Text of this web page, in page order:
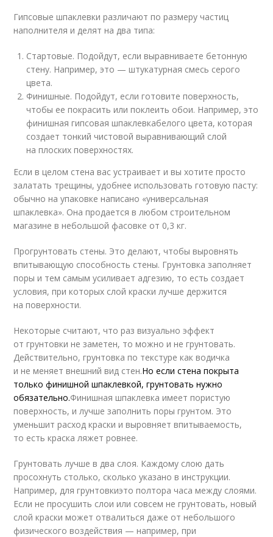
Гипсовые шпаклевки различают по размеру частиц
наполнителя и делят на два типа:
Стартовые. Подойдут, если выравниваете бетонную
стену. Например, это — штукатурная смесь серого
цвета.
Финишные. Подойдут, если готовите поверхность,
чтобы ее покрасить или поклеить обои. Например, это
финишная гипсовая шпаклевкабелого цвета, которая
создает тонкий чистовой выравнивающий слой
на плоских поверхностях.
Если в целом стена вас устраивает и вы хотите просто
залатать трещины, удобнее использовать готовую пасту:
обычно на упаковке написано «универсальная
шпаклевка». Она продается в любом строительном
магазине в небольшой фасовке от 0,3 кг.
Прогрунтовать стены. Это делают, чтобы выровнять
впитывающую способность стены. Грунтовка заполняет
поры и тем самым усиливает адгезию, то есть создает
условия, при которых слой краски лучше держится
на поверхности.
Некоторые считают, что раз визуально эффект
от грунтовки не заметен, то можно и не грунтовать.
Действительно, грунтовка по текстуре как водичка
и не меняет внешний вид стен.Но если стена покрыта
только финишной шпаклевкой, грунтовать нужно
обязательно.Финишная шпаклевка имеет пористую
поверхность, и лучше заполнить поры грунтом. Это
уменьшит расход краски и выровняет впитываемость,
то есть краска ляжет ровнее.
Грунтовать лучше в два слоя. Каждому слою дать
просохнуть столько, сколько указано в инструкции.
Например, для грунтовкиэто полтора часа между слоями.
Если не просушить слои или совсем не грунтовать, новый
слой краски может отвалиться даже от небольшого
физического воздействия — например, при